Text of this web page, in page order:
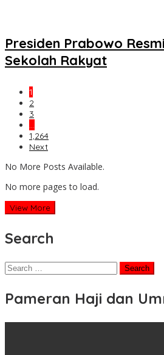
Presiden Prabowo
Sekolah Rakyat
1
2
3
…
1,264
Next
No More Posts Available.
No more pages to load.
View More
Search
Search
for:
Pameran Haji dan